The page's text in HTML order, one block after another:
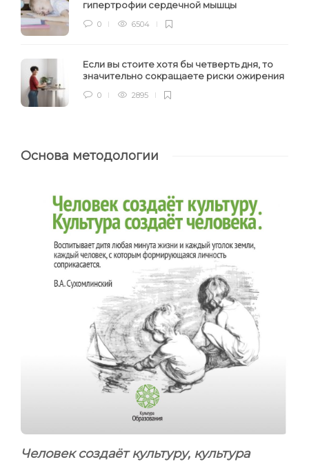
гипертрофии сердечной мышцы
0 6504
Если вы стоите хотя бы четверть дня, то
значительно сокращаете риски ожирения
0 2895
Основа методологии
Человек создаёт культуру, культура